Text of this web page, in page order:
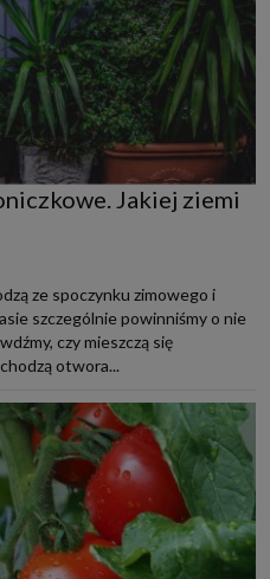
Jakiej ziemi
ze spoczynku zimowego i
szczególnie powinniśmy o nie
czy mieszczą się
otwora...